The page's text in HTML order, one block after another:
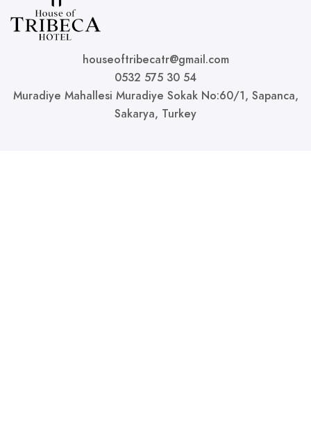
houseoftribecatr@gmail.com
0532 575 30 54
Muradiye Mahallesi Muradiye Sokak No:60/1, Sapanca,
Sakarya, Turkey